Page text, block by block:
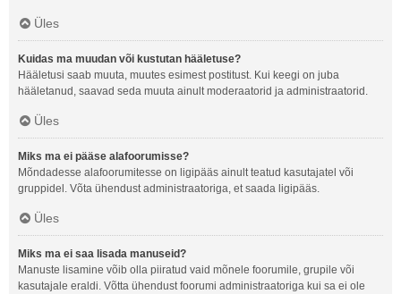
Üles
Kuidas ma muudan või kustutan hääletuse?
Hääletusi saab muuta, muutes esimest postitust. Kui keegi on juba
hääletanud, saavad seda muuta ainult moderaatorid ja administraatorid.
Üles
Miks ma ei pääse alafoorumisse?
Mõndadesse alafoorumitesse on ligipääs ainult teatud kasutajatel või
gruppidel. Võta ühendust administraatoriga, et saada ligipääs.
Üles
Miks ma ei saa lisada manuseid?
Manuste lisamine võib olla piiratud vaid mõnele foorumile, grupile või
kasutajale eraldi. Võtta ühendust foorumi administraatoriga kui sa ei ole